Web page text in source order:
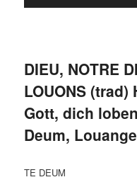
DIEU, NOTRE
LOUONS (trad)
Gott, dich
Deum, Louange
TE DEUM